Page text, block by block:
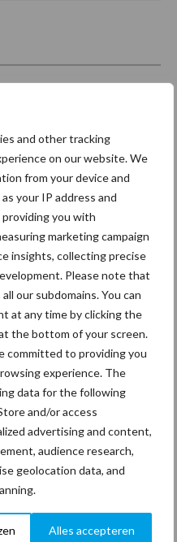
and other tracking
on our website. We
from your device and
your IP address and
you with
marketing campaign
insights, collecting precise
Please note that
our subdomains. You can
at any time by clicking the
the bottom of your screen.
committed to providing you
experience. The
data for the following
and/or access
advertising and content,
audience research,
geolocation data, and
Alles accepteren
Partner nieuws
flexibele
kent mitsen en
Ridder Cleaners:
zit in m’n bloed,
is mijn toekomst”
Sports Centre maakt
UVC